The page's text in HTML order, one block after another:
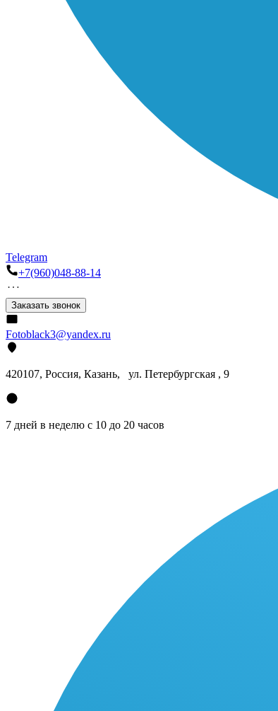
Telegram
+7(960)048-88-14
Заказать звонок
Fotoblack3@yandex.ru
420107, Россия, Казань, ул. Петербургская , 9
7 дней в неделю с 10 до 20 часов